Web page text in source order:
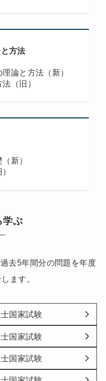
方法
論と方法（新）
（旧）
新）
学ぶ
去5年間分の問題を年度
ます。
国家試験
国家試験
国家試験